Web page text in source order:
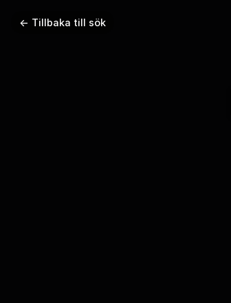
← Tillbaka till sök